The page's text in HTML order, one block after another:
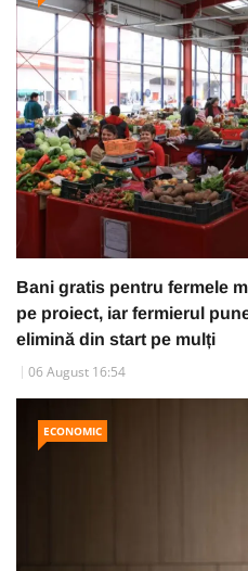
Bani gratis pentru fermele
pe proiect, iar fermierul
elimină din start pe mulți
06 August 16:54
ECONOMIC